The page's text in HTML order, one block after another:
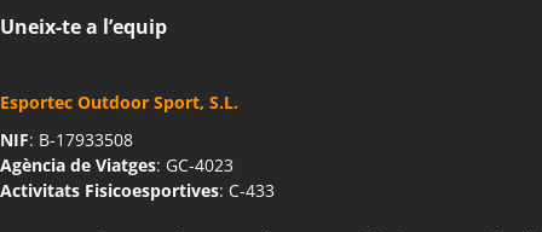
Activitats Teambuilding Empreses Aiguaviva
Activitats Teambuilding Empreses Aín
Activitats Família Amics Aín
Colònies Escolars Aín
Activitats Teambuilding Empreses Aitona
Uneix-te a l’equip
Esportec Outdoor Sport, S.L.
NIF: B-17933508
Agència de Viatges: GC-4023
Activitats Fisicoesportives: C-433